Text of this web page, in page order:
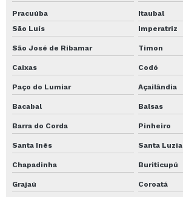
Pracuúba
Itaubal
São Luís
Imperatriz
São José de Ribamar Timon
Caixas Codó
Paço do Lumiar Açailândia
Bacabal Balsas
Barra do Corda Pinheiro
Santa Inês Santa Luzia
Chapadinha Buriticupú
Grajaú Coroatá